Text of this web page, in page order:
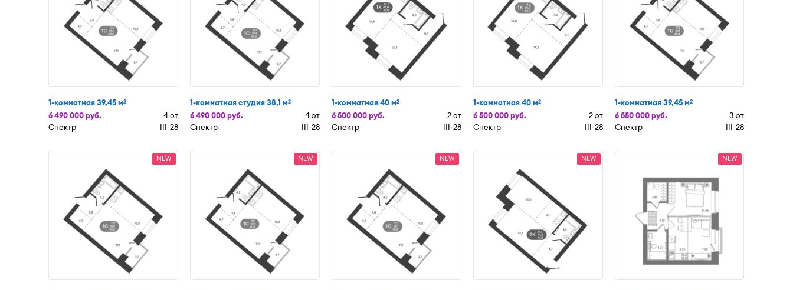
1-комнатная 39,45 м2
6 490 000 руб.
4 эт
Спектр
III-28
1-комнатная студия 38,1 м2
6 490 000 руб.
4 эт
Спектр
III-28
1-комнатная 40 м2
6 500 000 руб.
2 эт
Спектр
III-28
1-комнатная 40 м2
6 500 000 руб.
2 эт
Спектр
III-28
1-комнатная 39,45 м2
6 550 000 руб.
3 эт
Спектр
III-28
NEW NEW NEW NEW NEW